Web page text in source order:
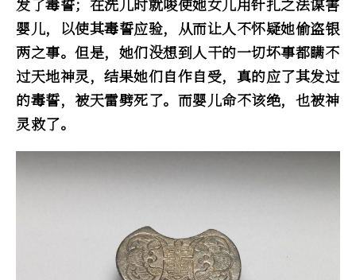
婴儿，以使其毒誓应验，从而让人不怀疑她偷盗银
两之事。但是，她们没想到人干的一切坏事都瞒不
过天地神灵，结果她们自作自受，真的应了其发过
的毒誓，被天雷劈死了。而婴儿命不该绝，也被神
灵救了。